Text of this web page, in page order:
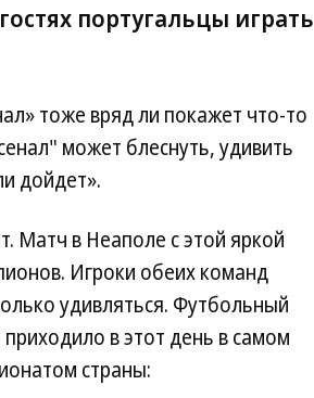
португальцы играть
тоже вряд ли покажет что-то
может блеснуть, удивить
дойдет».
Матч в Неаполе с этой яркой
Игроки обеих команд
удивляться. Футбольный
в этот день в самом
страны: